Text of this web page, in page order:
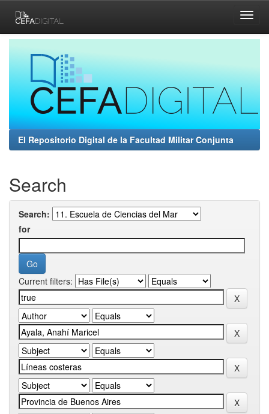
navigation
El Repositorio Digital de la Facultad Militar Conjunta
Search
Search:
for
Current filters: